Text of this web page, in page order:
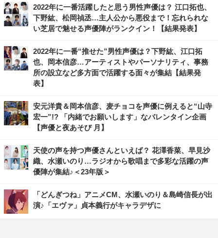
2022年に一番活躍したと思う男性声優は？ 江口拓也、
下野紘、松岡禎丞…主人公から悪役まで！忘れられな
い芝居で魅せる声優陣がランクイン！【結果発表】
2022年に一番“推せた”男性声優は？下野紘、江口拓
也、岡本信彦…アーティストやパーソナリティ、事務
所の設立など多方面で活躍する面々が集結【結果発
表】
安元洋貴＆岡本信彦、麦チョコを声優に例えると“山寺
宏一”!? 「内緒でお願いします」なバレンタイン企画
【声優と夜あそび 月】
天使の声を持つ声優さんといえば？ 花澤香菜、早見沙
織、水瀬いのり…ラジオから歌唱まで多彩な活躍の声
優陣が集結♪＜23年版＞
「どんぎつね」アニメCM、水瀬いのり＆島崎信長が出
演♪「エヴァ」貞本義行がキャラデザに